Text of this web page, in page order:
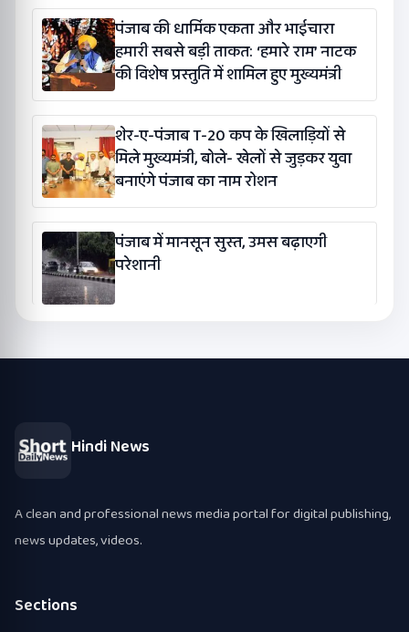
पंजाब की धार्मिक एकता और भाईचारा
हमारी सबसे बड़ी ताकत: ‘हमारे राम’ नाटक
की विशेष प्रस्तुति में शामिल हुए मुख्यमंत्री
शेर-ए-पंजाब T-20 कप के खिलाड़ियों से
मिले मुख्यमंत्री, बोले- खेलों से जुड़कर युवा
बनाएंगे पंजाब का नाम रोशन
पंजाब में मानसून सुस्त, उमस बढ़ाएगी
परेशानी
Hindi News
A clean and professional news media portal for digital publishing,
news updates, videos.
Sections